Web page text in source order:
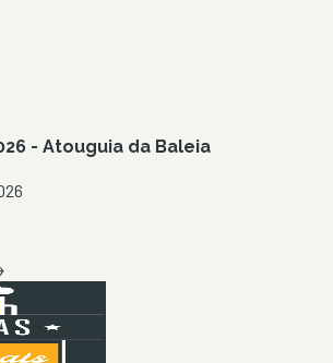
- Atouguia da Baleia